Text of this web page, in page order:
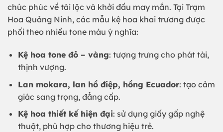
chúc phúc về tài lộc và khởi đầu may mắn. Tại Trạm
Hoa Quảng Ninh, các mẫu kệ hoa khai trương được
phối theo nhiều tone màu ý nghĩa:
Kệ hoa tone đỏ – vàng: tượng trưng cho phát tài,
thịnh vượng.
Lan mokara, lan hồ điệp, hồng Ecuador: tạo cảm
giác sang trọng, đẳng cấp.
Kệ hoa thiết kế hiện đại: sử dụng giấy gấp nghệ
thuật, phù hợp cho thương hiệu trẻ.